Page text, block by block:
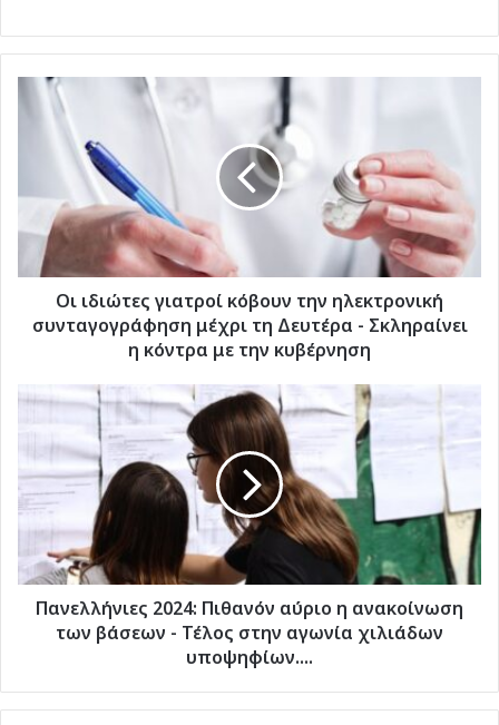
ιδιώτες
ηλεκτρονική
συνταγογράφηση
μέχρι
τη
Δευτέρα
κόντρα
την
κυβέρνηση
Οι ιδιώτες γιατροί κόβουν την ηλεκτρονική
συνταγογράφηση μέχρι τη Δευτέρα - Σκληραίνει
η κόντρα με την κυβέρνηση
Πανελλήνιες
Πιθανόν
αύριο
η
ανακοίνωση
των
βάσεων
-
Τέλος
υποψηφίων....
Πανελλήνιες 2024: Πιθανόν αύριο η ανακοίνωση
των βάσεων - Τέλος στην αγωνία χιλιάδων
υποψηφίων....